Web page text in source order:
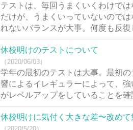
テストは、毎回うまくいくわけで
だけが、うまくいっていないので
れないバランスが大事。何度も反復
休校明けのテストについて
（2020/06/03）
学年の最初のテストは大事。最初
響によるイレギュラーによって、
がレベルアップをしていることを確
休校明けに気付く大きな差〜改め
（2020/5/20）